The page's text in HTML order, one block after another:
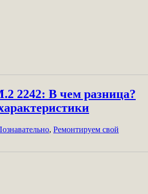
2242: В чем разница?
, Ремонтируем свой